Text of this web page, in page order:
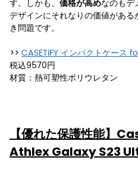
す。しかも、 価格が高めなのもデ
デザインにそれなりの価値があ
き問題です。
>> CASETiFY インパクトケース
税込9570円
材質：熱可塑性ポリウレタン
【優れた保護性能】
Athlex Galaxy S23